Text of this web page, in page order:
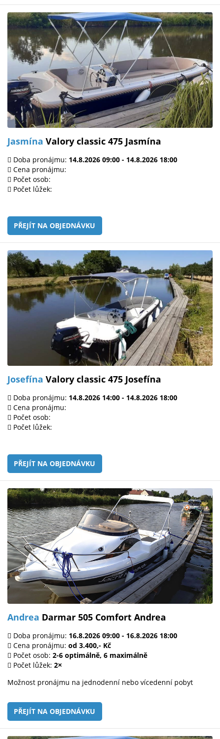
Jasmína Valory classic 475 Jasmína
Doba pronájmu: 14.8.2026 09:00 - 14.8.2026 18:00
Cena pronájmu:
Počet osob:
Počet lůžek:
PŘEJÍT NA OBJEDNÁVKU
Josefína Valory classic 475 Josefína
Doba pronájmu: 14.8.2026 14:00 - 14.8.2026 18:00
Cena pronájmu:
Počet osob:
Počet lůžek:
PŘEJÍT NA OBJEDNÁVKU
Andrea Darmar 505 Comfort Andrea
Doba pronájmu: 16.8.2026 09:00 - 16.8.2026 18:00
Cena pronájmu: od 3.400,- Kč
Počet osob: 2-6 optimálně, 6 maximálně
Počet lůžek: 2×
Možnost pronájmu na jednodenní nebo vícedenní pobyt
PŘEJÍT NA OBJEDNÁVKU